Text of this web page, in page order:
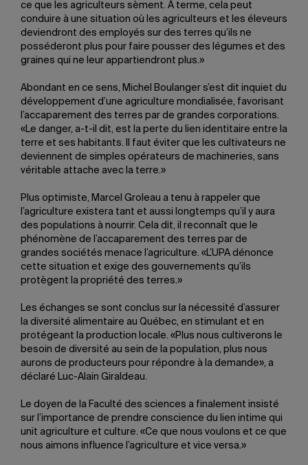
ce que les agriculteurs sèment. À terme, cela peut
conduire à une situation où les agriculteurs et les éleveurs
deviendront des employés sur des terres qu’ils ne
posséderont plus pour faire pousser des légumes et des
graines qui ne leur appartiendront plus.»
Abondant en ce sens, Michel Boulanger s’est dit inquiet du
développement d’une agriculture mondialisée, favorisant
l’accaparement des terres par de grandes corporations.
«Le danger, a-t-il dit, est la perte du lien identitaire entre la
terre et ses habitants. Il faut éviter que les cultivateurs ne
deviennent de simples opérateurs de machineries, sans
véritable attache avec la terre.»
Plus optimiste, Marcel Groleau a tenu à rappeler que
l’agriculture existera tant et aussi longtemps qu’il y aura
des populations à nourrir. Cela dit, il reconnaît que le
phénomène de l’accaparement des terres par de
grandes sociétés menace l’agriculture. «L’UPA dénonce
cette situation et exige des gouvernements qu’ils
protègent la propriété des terres.»
Les échanges se sont conclus sur la nécessité d’assurer
la diversité alimentaire au Québec, en stimulant et en
protégeant la production locale. «Plus nous cultiverons le
besoin de diversité au sein de la population, plus nous
aurons de producteurs pour répondre à la demande», a
déclaré Luc-Alain Giraldeau.
Le doyen de la Faculté des sciences a finalement insisté
sur l’importance de prendre conscience du lien intime qui
unit agriculture et culture. «Ce que nous voulons et ce que
nous aimons influence l’agriculture et vice versa.»